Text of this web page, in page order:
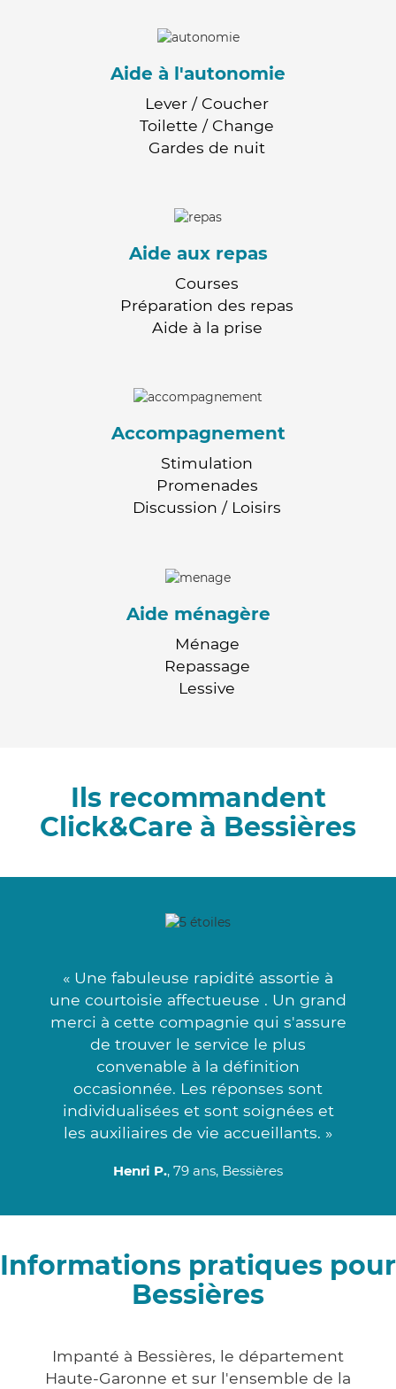
Aide à l'autonomie
Lever / Coucher
Toilette / Change
Gardes de nuit
Aide aux repas
Courses
Préparation des repas
Aide à la prise
Accompagnement
Stimulation
Promenades
Discussion / Loisirs
Aide ménagère
Ménage
Repassage
Lessive
Ils recommandent
Click&Care à Bessières
« Une fabuleuse rapidité assortie à
une courtoisie affectueuse . Un grand
merci à cette compagnie qui s'assure
de trouver le service le plus
convenable à la définition
occasionnée. Les réponses sont
individualisées et sont soignées et
les auxiliaires de vie accueillants. »
Henri P., 79 ans, Bessières
Informations pratiques pour
Bessières
Impanté à Bessières, le département
Haute-Garonne et sur l'ensemble de la